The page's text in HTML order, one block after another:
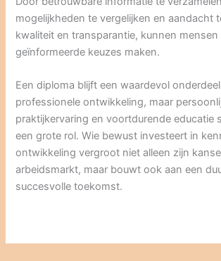
mogelijkheden te vergelijken en aandacht
kwaliteit en transparantie, kunnen mensen
geïnformeerde keuzes maken.
Een diploma blijft een waardevol
professionele ontwikkeling, maar
praktijkervaring en voortdurende educatie
een grote rol. Wie bewust investeert in
ontwikkeling vergroot niet alleen zijn
arbeidsmarkt, maar bouwt ook aan een
succesvolle toekomst.